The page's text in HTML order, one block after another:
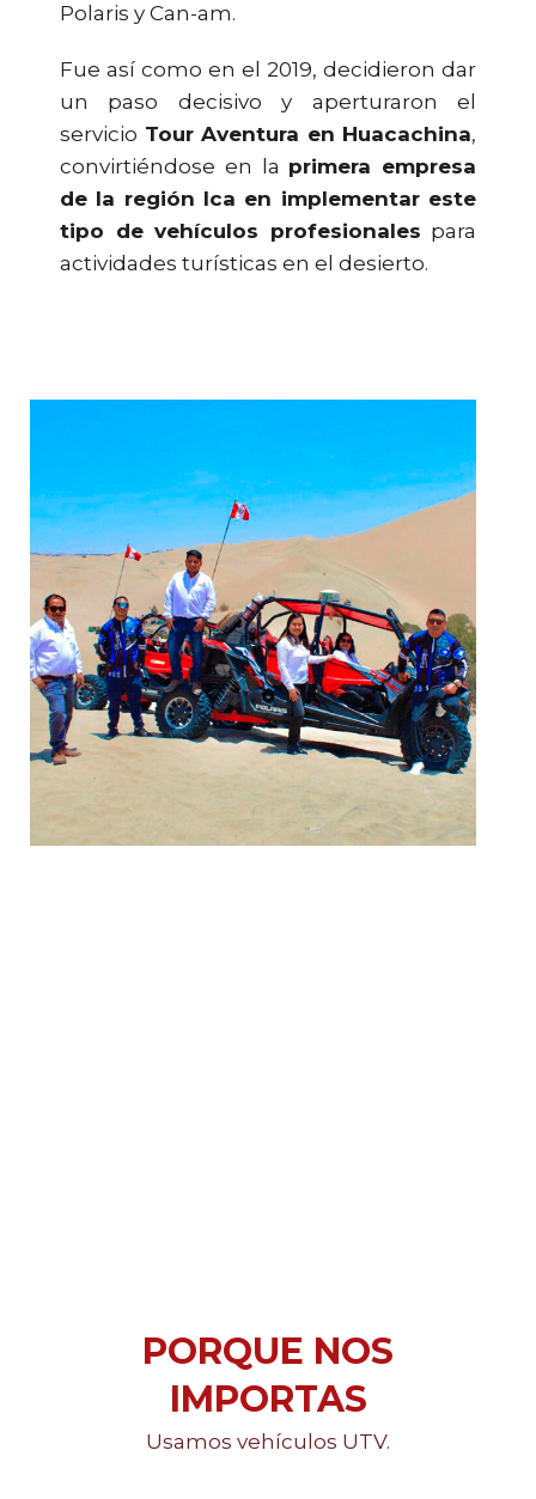
Polaris y Can-am.
Fue así como en el 2019, decidieron dar
un paso decisivo y aperturaron el
servicio Tour Aventura en Huacachina,
convirtiéndose en la primera empresa
de la región Ica en implementar este
tipo de vehículos profesionales para
actividades turísticas en el desierto.
PORQUE NOS
IMPORTAS
Usamos vehículos UTV.